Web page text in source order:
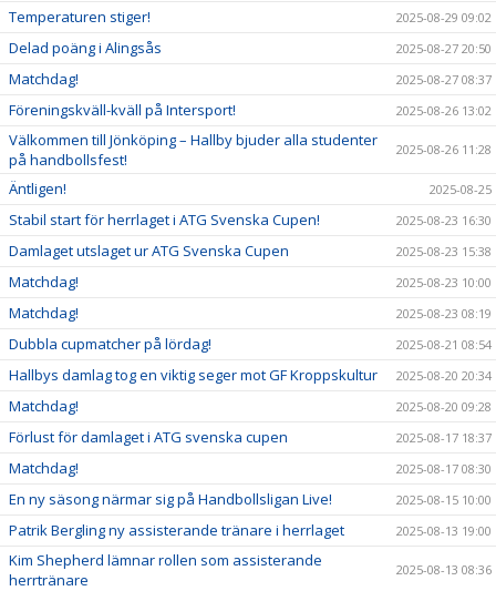
Temperaturen stiger! 2025-08-29 09:02
Delad poäng i Alingsås 2025-08-27 20:50
Matchdag! 2025-08-27 08:37
Föreningskväll-kväll på Intersport! 2025-08-26 13:02
Välkommen till Jönköping – Hallby bjuder alla studenter
på handbollsfest!
2025-08-26 11:28
Äntligen! 2025-08-25
Stabil start för herrlaget i ATG Svenska Cupen! 2025-08-23 16:30
Damlaget utslaget ur ATG Svenska Cupen 2025-08-23 15:38
Matchdag! 2025-08-23 10:00
Matchdag! 2025-08-23 08:19
Dubbla cupmatcher på lördag! 2025-08-21 08:54
Hallbys damlag tog en viktig seger mot GF Kroppskultur 2025-08-20 20:34
Matchdag! 2025-08-20 09:28
Förlust för damlaget i ATG svenska cupen 2025-08-17 18:37
Matchdag! 2025-08-17 08:30
En ny säsong närmar sig på Handbollsligan Live! 2025-08-15 10:00
Patrik Bergling ny assisterande tränare i herrlaget 2025-08-13 19:00
Kim Shepherd lämnar rollen som assisterande
herrtränare
2025-08-13 08:36